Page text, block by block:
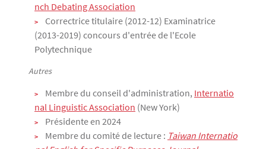
nch Debating Association
Correctrice titulaire (2012-12) Examinatrice
(2013-2019) concours d'entrée de l'Ecole
Polytechnique
Autres
Membre du conseil d'administration, Internatio
nal Linguistic Association (New York)
Présidente en 2024
Membre du comité de lecture : Taiwan Internatio